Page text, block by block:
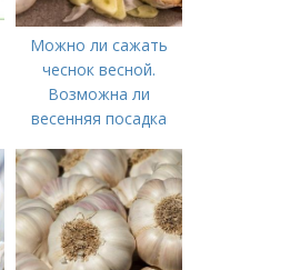
Можно ли сажать
чеснок весной.
Возможна ли
весенняя посадка
лучше делать